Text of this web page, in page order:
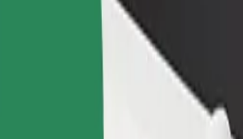
City Timișoara? Utforsk tjenestene våre og finn